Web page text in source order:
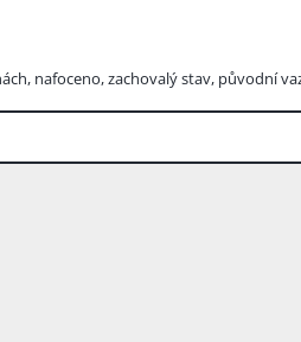
nafoceno, zachovalý stav, původní